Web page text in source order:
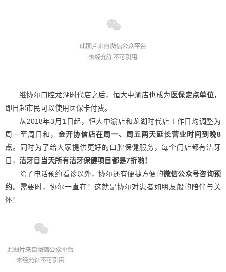
继协尔口腔龙湖时代店之后，恒大中渝店也成为 医保定点单位，
即日起市民可以使用医保卡付费。
从2018年3月1日起，恒大中渝店和龙湖时代店工作日均调整为
周一至周日和， 金开协信店在周一、周五两天延长营业时间到晚8
点。同时为了给大家提供更好的口腔保健服务，每个门店都有洁牙
日，洁牙日当天所有洁牙保健项目都是7折哟！
除了电话预约看诊以外，协尔还有便捷方便的微信公众号咨询预
约。需要时，协尔一直在！这就是协尔对患者如朋友般的陪伴与关
怀！